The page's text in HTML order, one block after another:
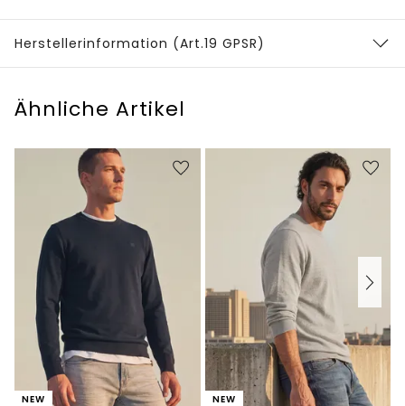
Herstellerinformation (Art.19 GPSR)
Ähnliche Artikel
NEW NEW